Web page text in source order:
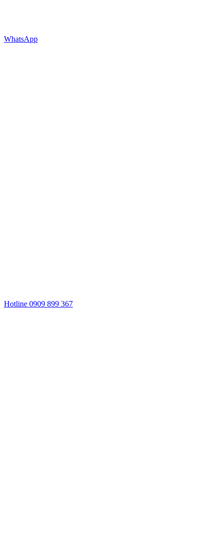
WhatsApp
Hotline 0909 899 367